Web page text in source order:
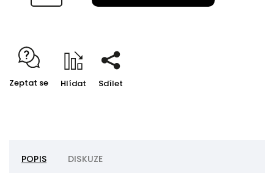
Zeptat se Hlídat Sdílet
POPIS
DISKUZE